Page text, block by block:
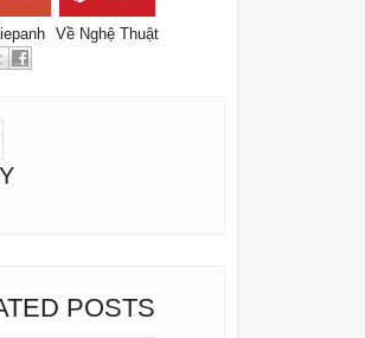
Về Nghệ Thuật
POSTS